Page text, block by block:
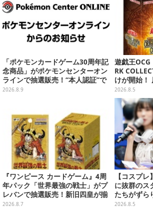
「ポケモンカードゲーム30周年記
念商品」がポケモンセンターオン
ラインで抽選販売！“本人認証”で
当選率アップ
2026.8.9
遊戯王OCG
RK
けが開始！
いスペシャ
2026.8.5
『ワンピース カードゲーム』4周
年パック「世界最強の戦士」がプ
レバンで抽選販売！新旧四皇が揃
い踏み、刃牙作者が描く「カイド
2026.8.7
【コスプ
に抜群のス
たちがずら
会」美麗コ
2026.8.5